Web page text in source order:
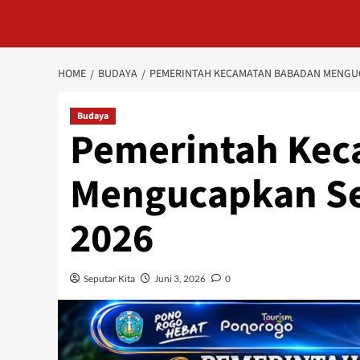
HOME BUDAYA PEMERINTAH KECAMATAN BABADAN
Budaya
Pemerintah
Mengucapkan
2026
Seputar Kita Juni 3, 2026 0